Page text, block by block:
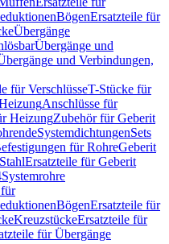
BögenErsatzteile für
Übergänge
Übergänge und
und Verbindungen,
für VerschlüsseT-Stücke für
Anschlüsse für
HeizungZubehör für Geberit
SystemdichtungenSets
für RohreGeberit
Ersatzteile für Geberit
Systemrohre
BögenErsatzteile für
KreuzstückeErsatzteile für
für Übergänge